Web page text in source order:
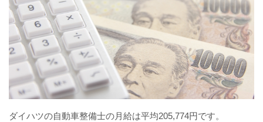
ダイハツの自動車整備士の月給は平均205,774円です。